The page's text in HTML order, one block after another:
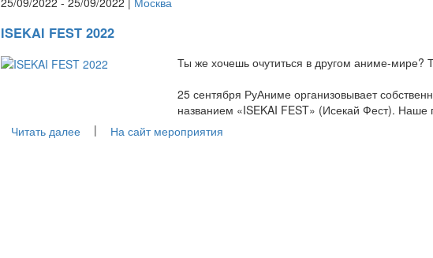
ISEKAI FEST 2022
Ты же хочешь очутиться в другом аниме-мире?
25 сентября РуАниме организовывает
названием «ISEKAI FEST» (Исекай Фест).
Читать далее
| На сайт мероприятия